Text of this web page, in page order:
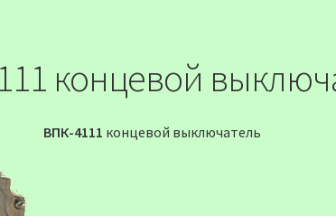
концевой
ВПК-4111 концевой выключатель